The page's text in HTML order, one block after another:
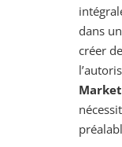
dans
créer